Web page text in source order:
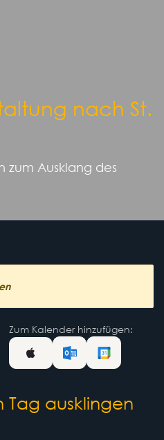
nach St.
zum Ausklang des
Zum Kalender hinzufügen:
ausklingen